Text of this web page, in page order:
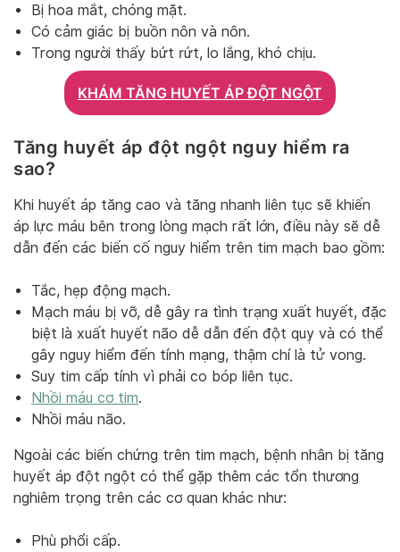
Bị hoa mắt, chóng mặt.
Có cảm giác bị buồn nôn và nôn.
Trong người thấy bứt rứt, lo lắng, khó chịu.
KHÁM TĂNG HUYẾT ÁP ĐỘT NGỘT
Tăng huyết áp đột ngột nguy hiểm ra
sao?
Khi huyết áp tăng cao và tăng nhanh liên tục sẽ khiến
áp lực máu bên trong lòng mạch rất lớn, điều này sẽ dễ
dẫn đến các biến cố nguy hiểm trên tim mạch bao gồm:
Tắc, hẹp động mạch.
Mạch máu bị vỡ, dễ gây ra tình trạng xuất huyết, đặc
biệt là xuất huyết não dễ dẫn đến đột quỵ và có thể
gây nguy hiểm đến tính mạng, thậm chí là tử vong.
Suy tim cấp tính vì phải co bóp liên tục.
Nhồi máu cơ tim.
Nhồi máu não.
Ngoài các biến chứng trên tim mạch, bệnh nhân bị tăng
huyết áp đột ngột có thể gặp thêm các tổn thương
nghiêm trọng trên các cơ quan khác như:
Phù phổi cấp.